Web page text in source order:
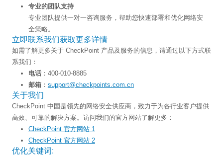
专业的团队支持
专业团队提供一对一咨询服务，帮助您快速部署和优化网络安
全策略。
立即联系我们获取更多详情
如需了解更多关于 CheckPoint 产品及服务的信息，请通过以下方式联
系我们：
电话：400-010-8885
邮箱： support@checkpoints.com.cn
关于我们
CheckPoint 中国是领先的网络安全供应商，致力于为各行业客户提供
高效、可靠的解决方案。访问我们的官方网站了解更多：
CheckPoint 官方网站 1
CheckPoint 官方网站 2
优化关键词: